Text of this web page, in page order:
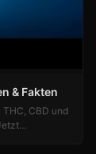
& Fakten
CBD und